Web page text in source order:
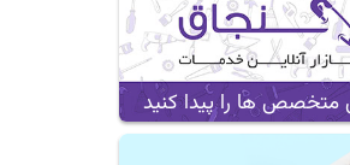
متخصص ها را پیدا کنید